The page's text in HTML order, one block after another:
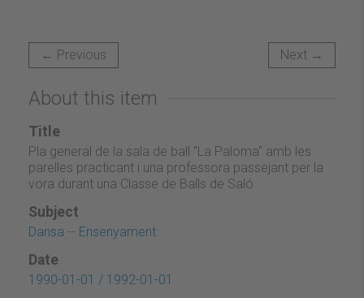
← Previous Next →
About this item
Title
Pla general de la sala de ball "La Paloma" amb les
parelles practicant i una professora passejant per la
vora durant una Classe de Balls de Saló
Subject
Dansa -- Ensenyament
Date
1990-01-01 / 1992-01-01